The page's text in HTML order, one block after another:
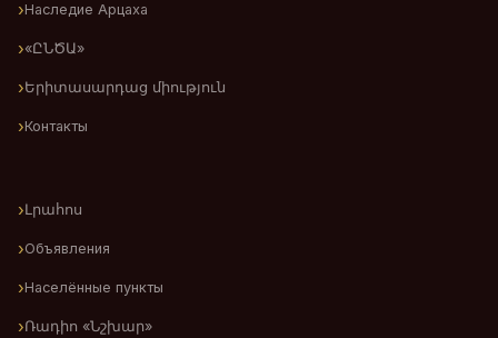
Наследие Арцаха
«ԸՆԾԱ»
Երիտասարդաց միություն
Контакты
Լրահոս
Объявления
Населённые пункты
Ռադիո «Նշխար»